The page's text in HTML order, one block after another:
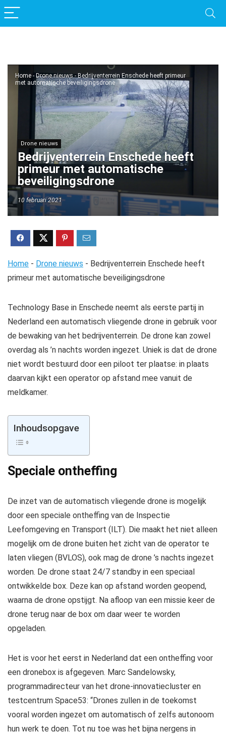
Home - Drone nieuws-Bedrijventerrein Enschede heeft primeur
met automatische beveiligingsdrone
Drone nieuws
Bedrijventerrein Enschede heeft
primeur met automatische
beveiligingsdrone
10 februari 2021
Home - Drone nieuws - Bedrijventerrein Enschede heeft
primeur met automatische beveiligingsdrone
Technology Base in Enschede neemt als eerste partij in
Nederland een automatisch vliegende drone in gebruik voor
de bewaking van het bedrijventerrein. De drone kan zowel
overdag als ’n nachts worden ingezet. Uniek is dat de drone
niet wordt bestuurd door een piloot ter plaatse: in plaats
daarvan kijkt een operator op afstand mee vanuit de
meldkamer.
Inhoudsopgave
Speciale ontheffing
De inzet van de automatisch vliegende drone is mogelijk
door een speciale ontheffing van de Inspectie
Leefomgeving en Transport (ILT). Die maakt het niet alleen
mogelijk om de drone buiten het zicht van de operator te
laten vliegen (BVLOS), ook mag de drone ’s nachts ingezet
worden. De drone staat 24/7 standby in een speciaal
ontwikkelde box. Deze kan op afstand worden geopend,
waarna de drone opstijgt. Na afloop van een missie keer de
drone terug naar de box om daar weer te worden
opgeladen.
Het is voor het eerst in Nederland dat een ontheffing voor
een dronebox is afgegeven. Marc Sandelowsky,
programmadirecteur van het drone-innovatiecluster en
testcentrum Space53: “Drones zullen in de toekomst
vooral worden ingezet om automatisch of zelfs autonoom
hun werk te doen. Tot nu toe was het bijna nergens in